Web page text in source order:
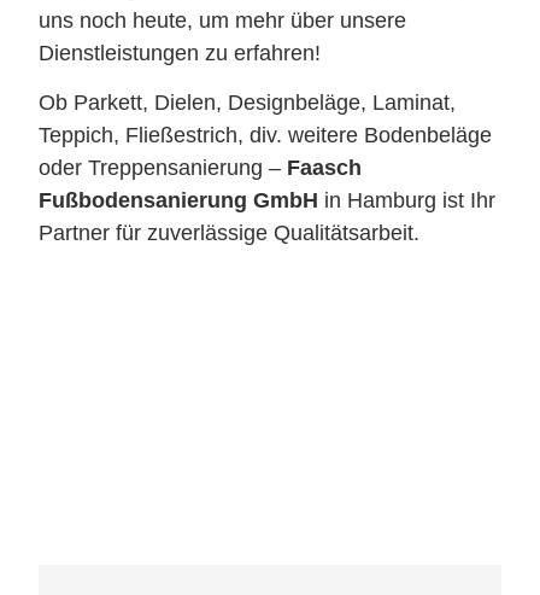
uns noch heute, um mehr über unsere
Dienstleistungen zu erfahren!
Ob Parkett, Dielen, Designbeläge, Laminat,
Teppich, Fließestrich, div. weitere Bodenbeläge
oder Treppensanierung – Faasch
Fußbodensanierung GmbH in Hamburg ist Ihr
Partner für zuverlässige Qualitätsarbeit.